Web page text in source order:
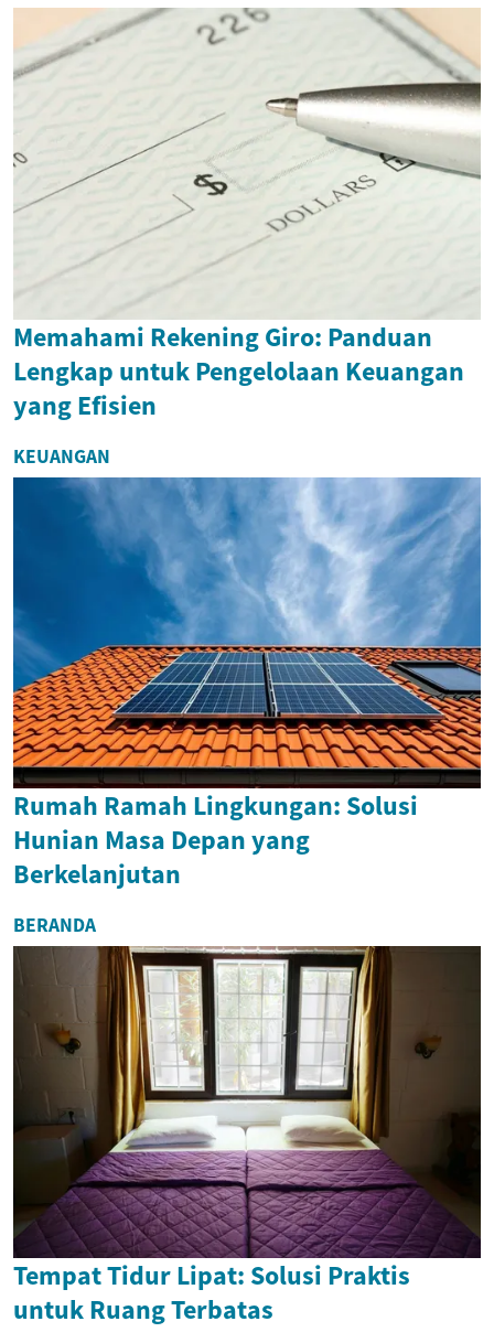
Memahami Rekening Giro: Panduan
Lengkap untuk Pengelolaan Keuangan
yang Efisien
KEUANGAN
Rumah Ramah Lingkungan: Solusi
Hunian Masa Depan yang
Berkelanjutan
BERANDA
Tempat Tidur Lipat: Solusi Praktis
untuk Ruang Terbatas